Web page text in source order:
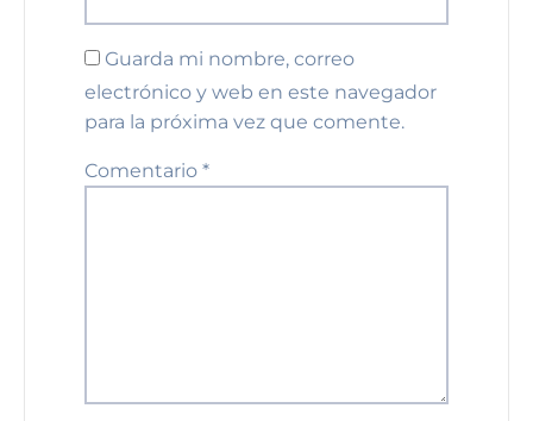
Guarda mi nombre, correo
electrónico y web en este navegador
para la próxima vez que comente.
Comentario *